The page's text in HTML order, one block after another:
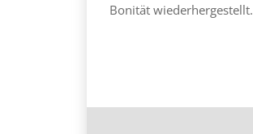
Bonität wiederhergestellt.